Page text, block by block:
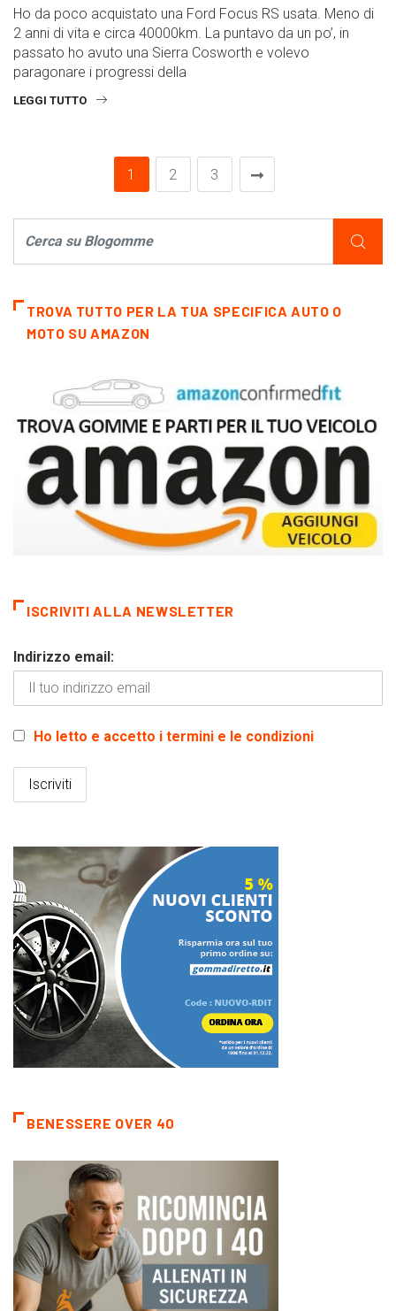
Ho da poco acquistato una Ford Focus RS usata. Meno di
2 anni di vita e circa 40000km. La puntavo da un po’, in
passato ho avuto una Sierra Cosworth e volevo
paragonare i progressi della
LEGGI TUTTO
1 2 3
TROVA TUTTO PER LA TUA SPECIFICA AUTO O
MOTO SU AMAZON
ISCRIVITI ALLA NEWSLETTER
Indirizzo email:
Ho letto e accetto i termini e le condizioni
BENESSERE OVER 40